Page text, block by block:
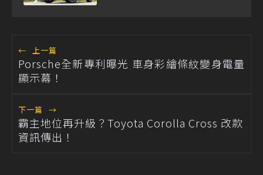
← 上一篇
Porsche全新專利曝光 車身彩繪條紋變身電量
顯示幕！
下一篇 →
霸主地位再升級？Toyota Corolla Cross 改款
資訊傳出！